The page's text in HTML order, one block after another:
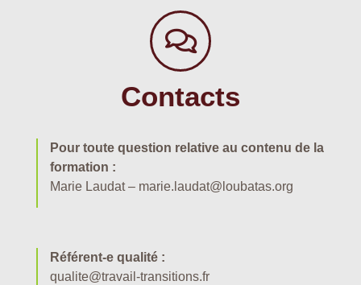
Contacts
Pour toute question relative au contenu de la
formation :
Marie Laudat – marie.laudat@loubatas.org
Référent-e qualité :
qualite@travail-transitions.fr